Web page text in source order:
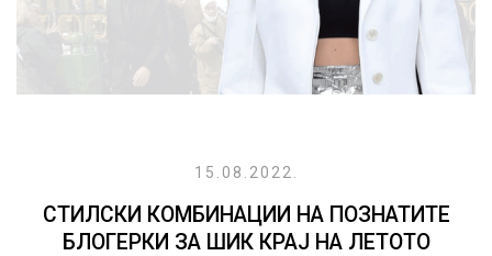
15.08.2022.
СТИЛСКИ КОМБИНАЦИИ НА ПОЗНАТИТЕ
БЛОГЕРКИ ЗА ШИК КРАЈ НА ЛЕТОТО